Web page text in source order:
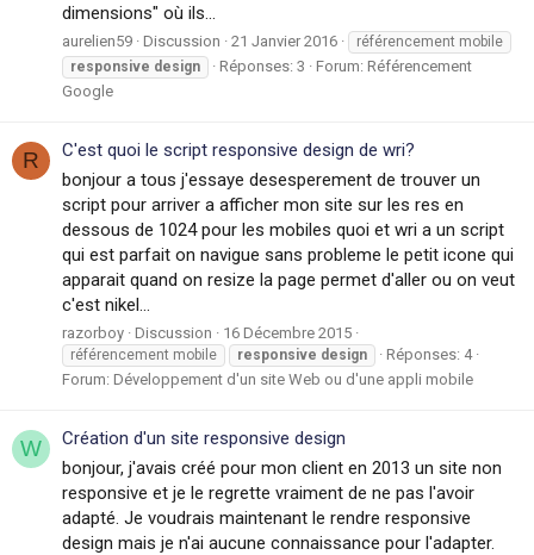
dimensions" où ils...
aurelien59 Discussion 21 Janvier 2016
référencement mobile
responsive design Réponses: 3 Forum: Référencement
Google
R
C'est quoi le script responsive design de wri?
bonjour a tous j'essaye desesperement de trouver un
script pour arriver a afficher mon site sur les res en
dessous de 1024 pour les mobiles quoi et wri a un script
qui est parfait on navigue sans probleme le petit icone qui
apparait quand on resize la page permet d'aller ou on veut
c'est nikel...
razorboy Discussion 16 Décembre 2015
référencement mobile responsive design
Réponses: 4
Forum: Développement d'un site Web ou d'une appli mobile
W
Création d'un site responsive design
bonjour, j'avais créé pour mon client en 2013 un site non
responsive et je le regrette vraiment de ne pas l'avoir
adapté. Je voudrais maintenant le rendre responsive
design mais je n'ai aucune connaissance pour l'adapter.